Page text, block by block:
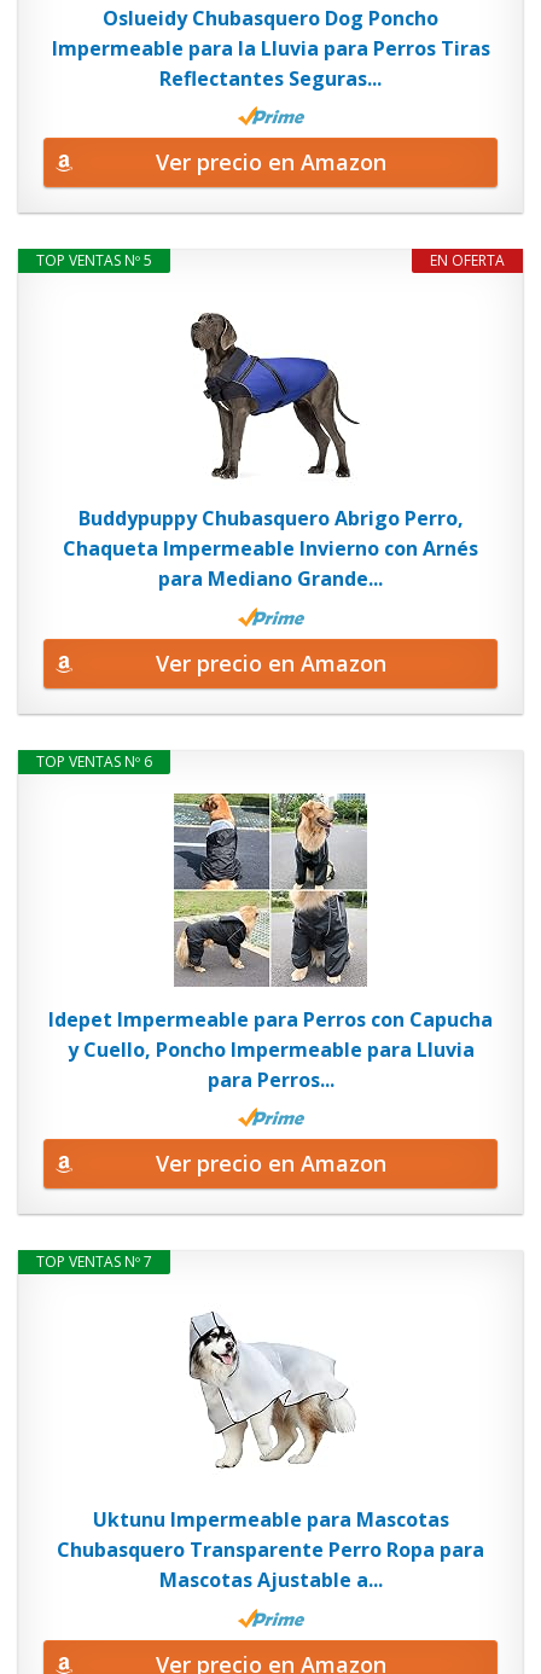
Oslueidy Chubasquero Dog Poncho
Impermeable para la Lluvia para Perros Tiras
Reflectantes Seguras...
Ver precio en Amazon
EN OFERTA
TOP VENTAS Nº 5
Buddypuppy Chubasquero Abrigo Perro,
Chaqueta Impermeable Invierno con Arnés
para Mediano Grande...
Ver precio en Amazon
TOP VENTAS Nº 6
Idepet Impermeable para Perros con Capucha
y Cuello, Poncho Impermeable para Lluvia
para Perros...
Ver precio en Amazon
TOP VENTAS Nº 7
Uktunu Impermeable para Mascotas
Chubasquero Transparente Perro Ropa para
Mascotas Ajustable a...
Ver precio en Amazon